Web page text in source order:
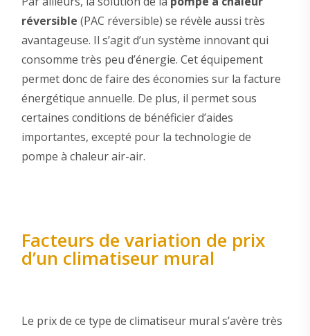
réversible (PAC réversible) se révèle aussi très
avantageuse. Il s’agit d’un système innovant qui
consomme très peu d’énergie. Cet équipement
permet donc de faire des économies sur la facture
énergétique annuelle. De plus, il permet sous
certaines conditions de bénéficier d’aides
importantes, excepté pour la technologie de
pompe à chaleur air-air.
Facteurs de variation de prix
d’un climatiseur mural
Le prix de ce type de climatiseur mural s’avère très